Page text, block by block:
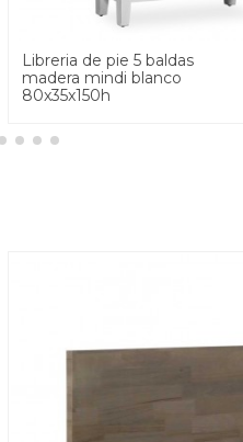
Libreria de pie 5 baldas
madera mindi blanco
80x35x150h